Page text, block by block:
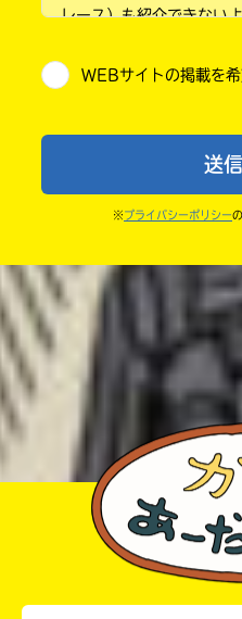
小学6年
中学1年
高校生以上
レース）も紹介できない
・送ってからすぐには紹
ならないよう気をつけてね
・キャンペーン開催中は
・ポプラ社の宣伝物で紹
よ。
・かき終えたら、人を傷
きこんでいたり、字がま
WEBサイトの掲載を
送
※ プライバシーポリシー